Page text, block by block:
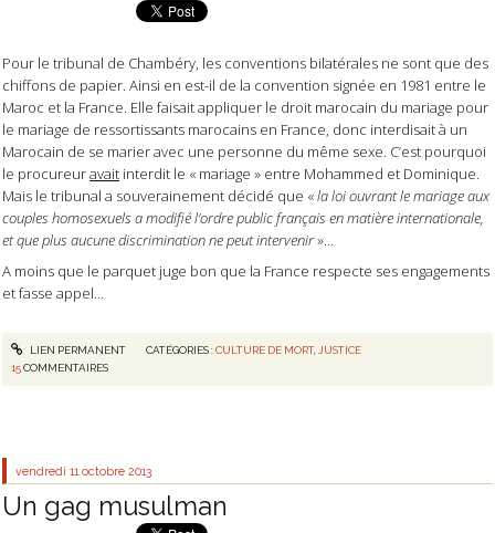
Pour le tribunal de Chambéry, les conventions bilatérales ne sont que des
chiffons de papier. Ainsi en est-il de la convention signée en 1981 entre le
Maroc et la France. Elle faisait appliquer le droit marocain du mariage pour
le mariage de ressortissants marocains en France, donc interdisait à un
Marocain de se marier avec une personne du même sexe. C’est pourquoi
le procureuravait interdit le « mariage » entre Mohammed et Dominique.
Mais le tribunal a souverainement décidé que «la loi ouvrant le mariage aux
couples homosexuels a modifié l'ordre public français en matière internationale,
et que plus aucune discrimination ne peut intervenir»…
A moins que le parquet juge bon que la France respecte ses engagements
et fasse appel…
LIEN PERMANENT CATÉGORIES :CULTURE DE MORT, JUSTICE
15COMMENTAIRES
vendredi 11 octobre 2013
Un gag musulman